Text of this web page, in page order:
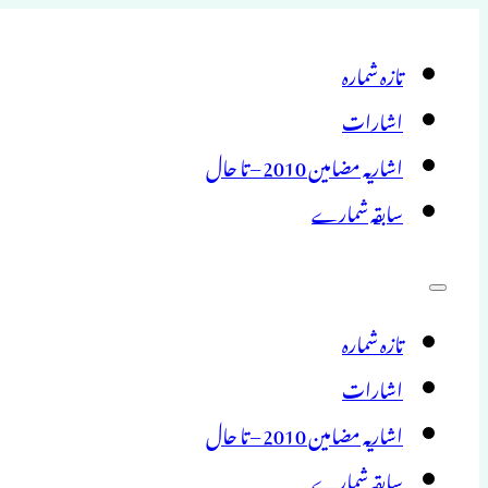
تازہ شمارہ
اشارات
اشاریہ مضامین 2010 – تا حال
سابقہ شمارے
تازہ شمارہ
اشارات
اشاریہ مضامین 2010 – تا حال
سابقہ شمارے